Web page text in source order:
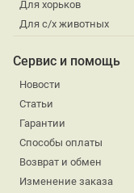
Для хорьков
Для с/х животных
Сервис и помощь
Новости
Статьи
Гарантии
Способы оплаты
Возврат и обмен
Изменение заказа